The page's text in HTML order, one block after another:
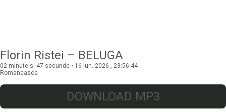
Florin Ristei – BELUGA
02 minute si 47 secunde • 16 iun. 2026 , 23:56:44
Romaneasca
DOWNLOAD MP3